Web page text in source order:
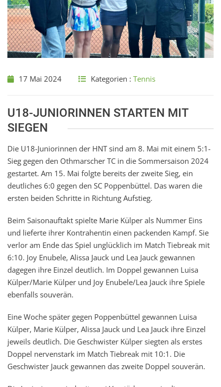
17 Mai 2024 Kategorien : Tennis
U18-JUNIORINNEN STARTEN MIT
SIEGEN
Die U18-Juniorinnen der HNT sind am 8. Mai mit einem 5:1-
Sieg gegen den Othmarscher TC in die Sommersaison 2024
gestartet. Am 15. Mai folgte bereits der zweite Sieg, ein
deutliches 6:0 gegen den SC Poppenbüttel. Das waren die
ersten beiden Schritte in Richtung Aufstieg.
Beim Saisonauftakt spielte Marie Külper als Nummer Eins
und lieferte ihrer Kontrahentin einen packenden Kampf. Sie
verlor am Ende das Spiel unglücklich im Match Tiebreak mit
6:10. Joy Enubele, Alissa Jauck und Lea Jauck gewannen
dagegen ihre Einzel deutlich. Im Doppel gewannen Luisa
Külper/Marie Külper und Joy Enubele/Lea Jauck ihre Spiele
ebenfalls souverän.
Eine Woche später gegen Poppenbüttel gewannen Luisa
Külper, Marie Külper, Alissa Jauck und Lea Jauck ihre Einzel
jeweils deutlich. Die Geschwister Külper siegten als erstes
Doppel nervenstark im Match Tiebreak mit 10:1. Die
Geschwister Jauck gewannen das zweite Doppel souverän.